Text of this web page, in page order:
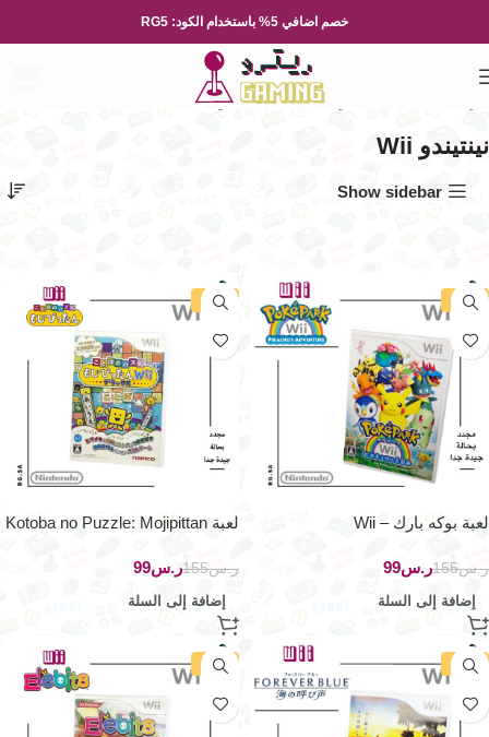
خصم اضافي 5% باستخدام الكود: RG5
Nintendo نينتيندو Wii
نينتيندو Wii
Show sidebar
-36%
لعبة بوكه بارك – Wii
ر.س155ر.س99
إضافة إلى السلة
-36%
لعبة Kotoba no Puzzle: Mojipittan
ر.س155ر.س99
إضافة إلى السلة
-36%
-36%